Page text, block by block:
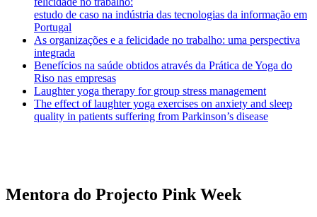
estudo de caso na indústria das tecnologias da informação em
Portugal
As organizações e a felicidade no trabalho: uma perspectiva
integrada
Benefícios na saúde obtidos através da Prática de Yoga do
Riso nas empresas
Laughter yoga therapy for group stress management
The effect of laughter yoga exercises on anxiety and sleep
quality in patients suffering from Parkinson’s disease
Mentora do Projecto Pink Week